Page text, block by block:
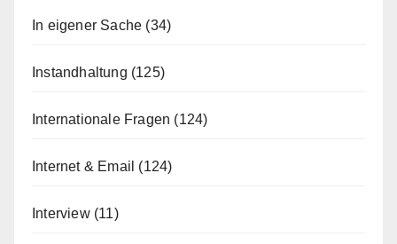
In eigener Sache (34)
Instandhaltung (125)
Internationale Fragen (124)
Internet & Email (124)
Interview(11)